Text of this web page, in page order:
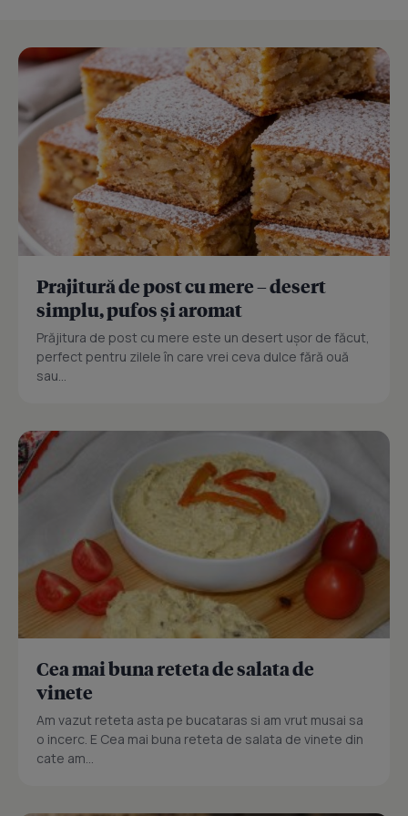
Prajitură de post cu mere – desert
simplu, pufos și aromat
Prăjitura de post cu mere este un desert ușor de făcut,
perfect pentru zilele în care vrei ceva dulce fără ouă
sau...
Cea mai buna reteta de salata de
vinete
Am vazut reteta asta pe bucataras si am vrut musai sa
o incerc. E Cea mai buna reteta de salata de vinete din
cate am...